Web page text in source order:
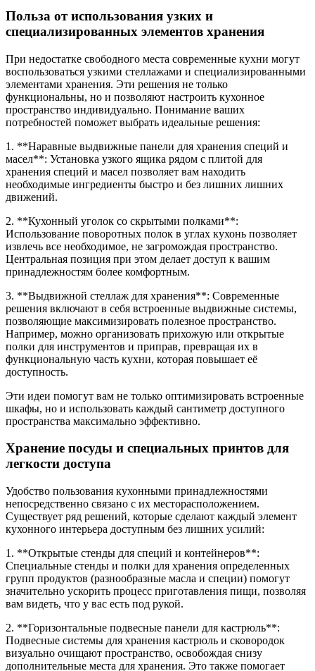
Польза от использования узких и
специализированных элементов хранения
При недостатке свободного места современные кухни могут
воспользоваться узкими стеллажами и специализированными
элементами хранения. Эти решения не только
функциональны, но и позволяют настроить кухонное
пространство индивидуально. Понимание ваших
потребностей поможет выбрать идеальные решения:
1. **Наравные выдвижные панели для хранения специй и
масел**: Установка узкого ящика рядом с плитой для
хранения специй и масел позволяет вам находить
необходимые ингредиенты быстро и без лишних лишних
движений.
2. **Кухонный уголок со скрытыми полками**:
Использование поворотных полок в углах кухонь позволяет
извлечь все необходимое, не загромождая пространство.
Центральная позиция при этом делает доступ к вашим
принадлежностям более комфортным.
3. **Выдвижной стеллаж для хранения**: Современные
решения включают в себя встроенные выдвижные системы,
позволяющие максимизировать полезное пространство.
Например, можно организовать прихожую или открытые
полки для инструментов и приправ, превращая их в
функциональную часть кухни, которая повышает её
доступность.
Эти идеи помогут вам не только оптимизировать встроенные
шкафы, но и использовать каждый сантиметр доступного
пространства максимально эффективно.
Хранение посуды и специальных принтов для
легкости доступа
Удобство пользования кухонными принадлежностями
непосредственно связано с их месторасположением.
Существует ряд решений, которые сделают каждый элемент
кухонного интерьера доступным без лишних усилий:
1. **Открытые стенды для специй и контейнеров**:
Специальные стенды и полки для хранения определенных
групп продуктов (разнообразные масла и специи) помогут
значительно ускорить процесс приготавления пищи, позволяя
вам видеть, что у вас есть под рукой.
2. **Горизонтальные подвесные панели для кастрюль**:
Подвесные системы для хранения кастрюль и сковородок
визуально очищают пространство, освобождая снизу
дополнительные места для хранения. Это также помогает